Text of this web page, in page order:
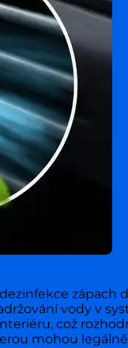
zápach
vody v
což
mohou legálně